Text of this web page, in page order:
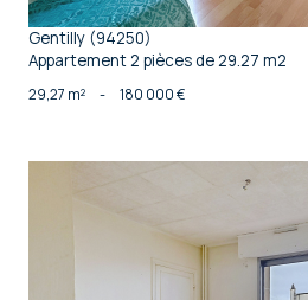
Gentilly (94250)
Appartement 2 pièces de 29.27 m2
29,27 m² - 180 000 €